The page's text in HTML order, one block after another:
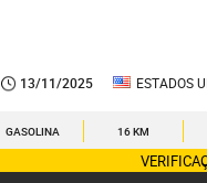
13/11/2025 ESTADOS
GASOLINA 16 KM